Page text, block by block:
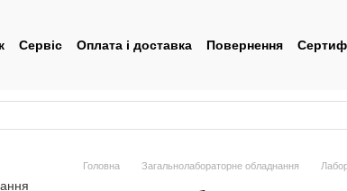
Сервіс Оплата і доставка Повернення
Головна Загальнолабораторне обладнання